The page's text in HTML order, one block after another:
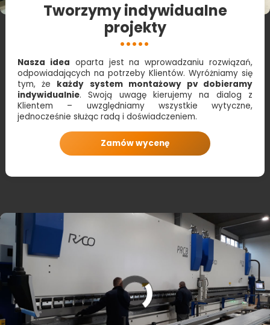
Tworzymy indywidualne
projekty
Nasza idea oparta jest na wprowadzaniu rozwiązań,
odpowiadających na potrzeby Klientów. Wyróżniamy się
tym, że każdy system montażowy pv dobieramy
indywidualnie. Swoją uwagę kierujemy na dialog z
Klientem – uwzględniamy wszystkie wytyczne,
jednocześnie służąc radą i doświadczeniem.
Zamów wycenę